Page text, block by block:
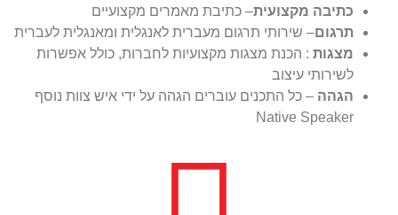
כתיבה מקצועית– כתיבת מאמרים מקצועיים
תרגום– שירותי תרגום מעברית לאנגלית ומאנגלית לעברית
מצגות : הכנת מצגות מקצועיות לחברות, כולל אפשרות
לשירותי עיצוב
הגהה – כל התכנים עוברים הגהה על ידי איש צוות נוסף
Native Speaker